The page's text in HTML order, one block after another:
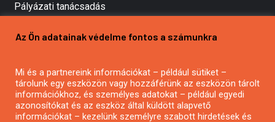
Pályázati tanácsadás
Mezőgazdasági pályázatírás
Pályázatírás civil szervezeteknek
Pályázatírás önkormányzatoknak
Pályázatfigyelés
Az Ön adatainak védelme fontos a számunkra
Mi és a partnereink információkat – például sütiket –
tárolunk egy eszközön vagy hozzáférünk az eszközön tárolt
információkhoz, és személyes adatokat – például egyedi
azonosítókat és az eszköz által küldött alapvető
információkat – kezelünk személyre szabott hirdetések és